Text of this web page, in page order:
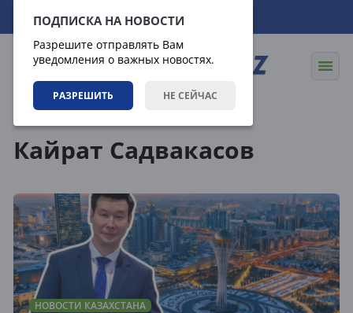
ПОДПИСКА НА НОВОСТИ
Разрешите отправлять Вам
уведомления о важных новостях.
РАЗРЕШИТЬ НЕ СЕЙЧАС
08.08.2026 23:28:12
Кайрат Садвакасов
НОВОСТИ КАЗАХСТАНА